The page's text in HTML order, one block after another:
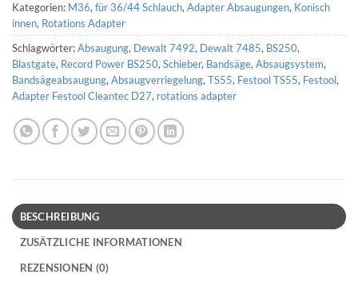
Kategorien: M36,für 36/44 Schlauch,Adapter Absaugungen, Konisch
innen, Rotations Adapter
Schlagwörter:Absaugung, Dewalt 7492, Dewalt 7485, BS250,
Blastgate, Record Power BS250,Schieber, Bandsäge,Absaugsystem,
Bandsägeabsaugung,Absaugverriegelung,TS55, Festool TS55, Festool,
Adapter Festool Cleantec D27, rotations adapter
BESCHREIBUNG
ZUSÄTZLICHE INFORMATIONEN
REZENSIONEN (0)